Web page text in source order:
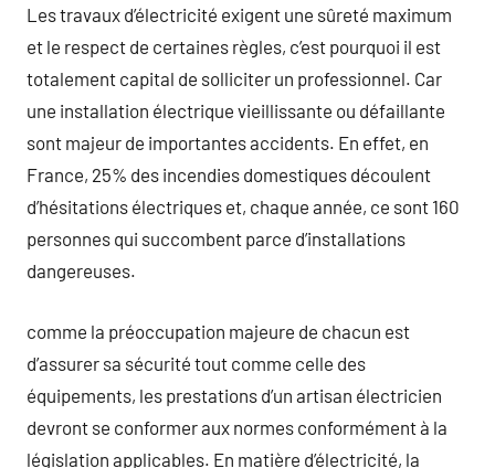
Les travaux d’électricité exigent une sûreté maximum
et le respect de certaines règles, c’est pourquoi il est
totalement capital de solliciter un professionnel. Car
une installation électrique vieillissante ou défaillante
sont majeur de importantes accidents. En effet, en
France, 25% des incendies domestiques découlent
d’hésitations électriques et, chaque année, ce sont 160
personnes qui succombent parce d’installations
dangereuses.
comme la préoccupation majeure de chacun est
d’assurer sa sécurité tout comme celle des
équipements, les prestations d’un artisan électricien
devront se conformer aux normes conformément à la
législation applicables. En matière d’électricité, la